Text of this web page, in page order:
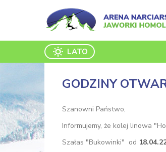
LATO
GODZINY
Szanowni Państwo,
Informujemy, że kolej linowa
Szałas "Bukowinki" od